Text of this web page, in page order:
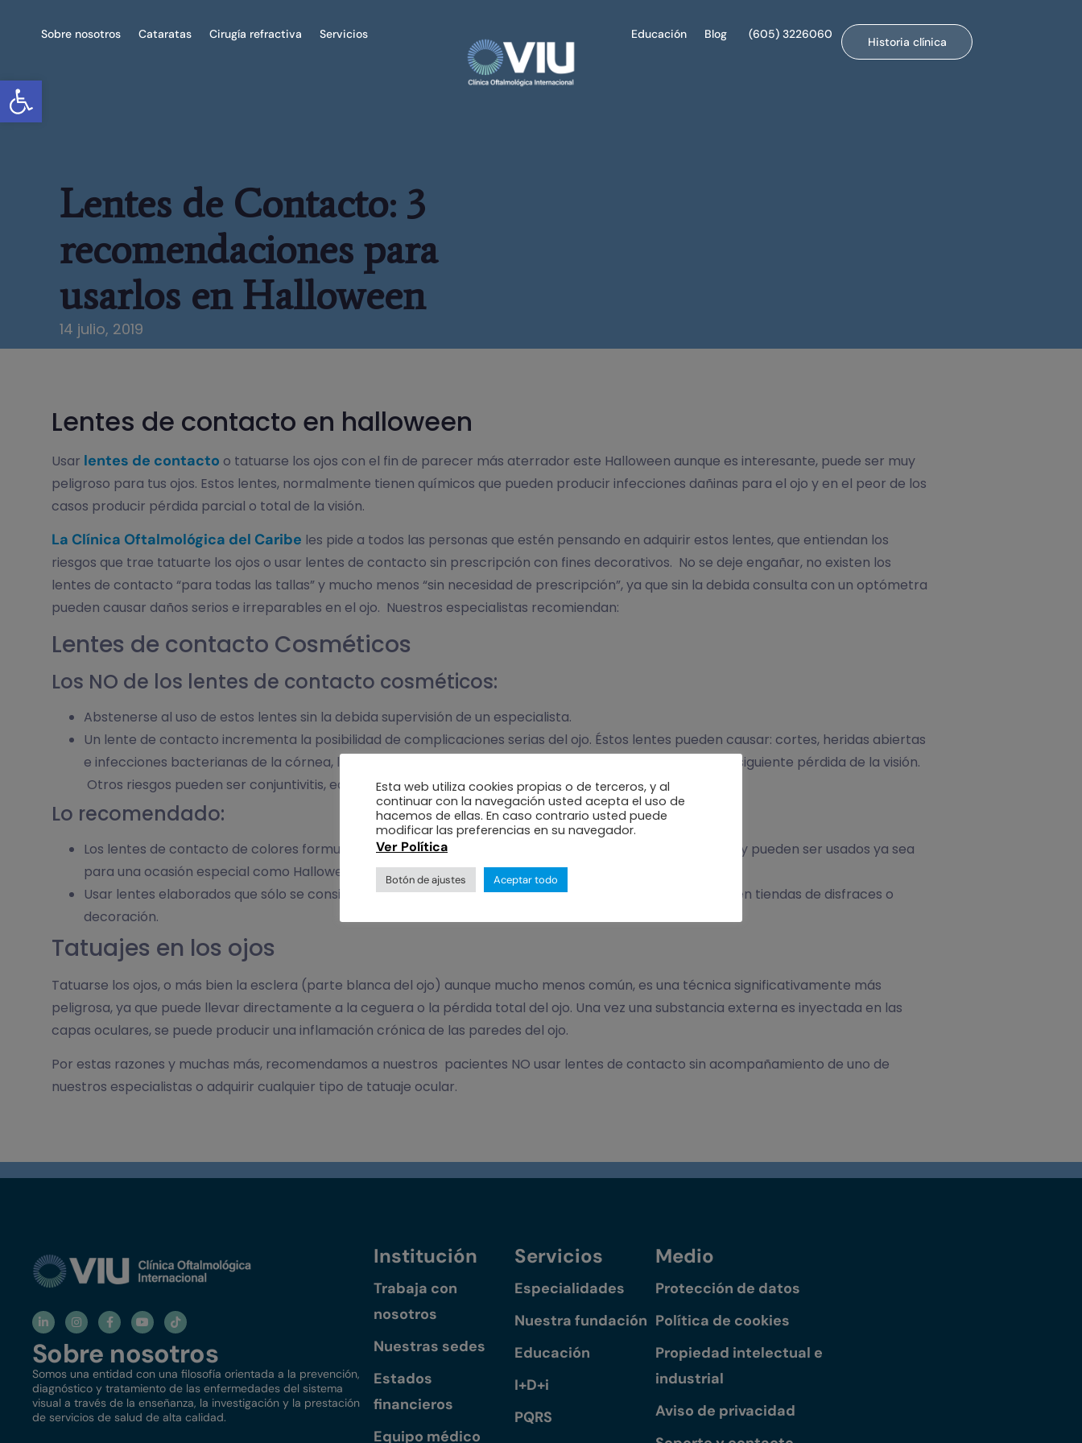
Abrir barra de herramientas
Sobre nosotros Cataratas Cirugía refractiva Servicios Educación Blog (605) 3226060
Historia clínica
Lentes de Contacto: 3
recomendaciones para
usarlos en Halloween
14 julio, 2019
Lentes de contacto en halloween
Usar lentes de contacto o tatuarse los ojos con el fin de parecer más aterrador este Halloween aunque es interesante, puede ser muy
peligroso para tus ojos. Estos lentes, normalmente tienen químicos que pueden producir infecciones dañinas para el ojo y en el peor de los
casos producir pérdida parcial o total de la visión.
La Clínica Oftalmológica del Caribe les pide a todos las personas que estén pensando en adquirir estos lentes, que entiendan los
riesgos que trae tatuarte los ojos o usar lentes de contacto sin prescripción con fines decorativos. No se deje engañar, no existen los
lentes de contacto “para todas las tallas” y mucho menos “sin necesidad de prescripción”, ya que sin la debida consulta con un optómetra
pueden causar daños serios e irreparables en el ojo. Nuestros especialistas recomiendan:
Lentes de contacto Cosméticos
Los NO de los lentes de contacto cosméticos:
Abstenerse al uso de estos lentes sin la debida supervisión de un especialista.
Un lente de contacto incrementa la posibilidad de complicaciones serias del ojo. Éstos lentes pueden causar: cortes, heridas abiertas
e infecciones bacterianas de la córnea, lo cual puede llevar a lesiones corneales irreparables y por consiguiente pérdida de la visión.
Otros riesgos pueden ser conjuntivitis, edema corneal, sensibilidad a la luz y reacciones alérgicas
Lo recomendado:
Los lentes de contacto de colores formulados y colocados con sus debidas indicaciones son aceptados y pueden ser usados ya sea
para una ocasión especial como Halloween o para uso diario.
Usar lentes elaborados que sólo se consiguen en clínicas respaldadas por laboratorios certificados, no en tiendas de disfraces o
decoración.
Tatuajes en los ojos
Tatuarse los ojos, o más bien la esclera (parte blanca del ojo) aunque mucho menos común, es una técnica significativamente más
peligrosa, ya que puede llevar directamente a la ceguera o la pérdida total del ojo. Una vez una substancia externa es inyectada en las
capas oculares, se puede producir una inflamación crónica de las paredes del ojo.
Por estas razones y muchas más, recomendamos a nuestros pacientes NO usar lentes de contacto sin acompañamiento de uno de
nuestros especialistas o adquirir cualquier tipo de tatuaje ocular.
Sobre nosotros
Somos una entidad con una filosofía orientada a la prevención,
diagnóstico y tratamiento de las enfermedades del sistema
visual a través de la enseñanza, la investigación y la prestación
de servicios de salud de alta calidad.
Institución
Trabaja con
nosotros
Nuestras sedes
Estados
financieros
Equipo médico
Servicios
Especialidades
Nuestra fundación
Educación
I+D+i
PQRS
Medio
Protección de datos
Política de cookies
Propiedad intelectual e
industrial
Aviso de privacidad
Esta web utiliza cookies propias o de terceros, y al
continuar con la navegación usted acepta el uso de
hacemos de ellas. En caso contrario usted puede
modificar las preferencias en su navegador.
Ver Política
Botón de ajustes Aceptar todo